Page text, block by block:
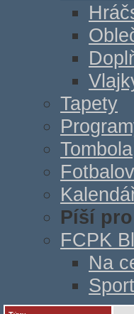
Tapety
Tombola
Píší
FCPK
Na
Sport